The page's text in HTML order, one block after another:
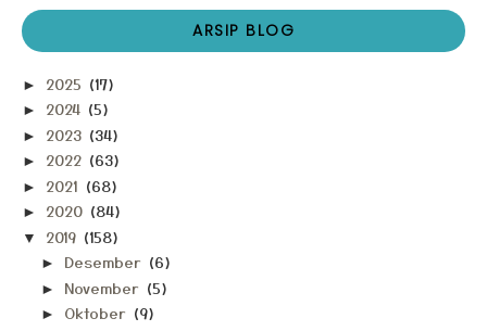
ARSIP BLOG
► 2025 (17)
► 2024 (5)
► 2023 (34)
► 2022 (63)
► 2021 (68)
► 2020 (84)
▼ 2019 (158)
► Desember (6)
► November (5)
► Oktober (9)